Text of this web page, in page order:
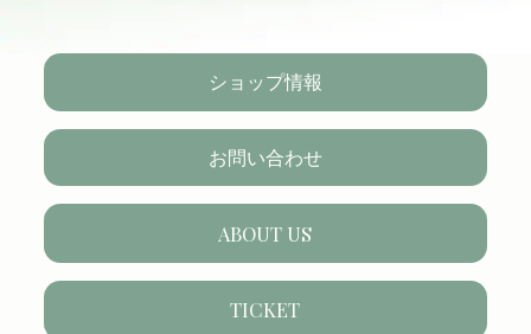
ショップ情報
お問い合わせ
ABOUT US
TICKET